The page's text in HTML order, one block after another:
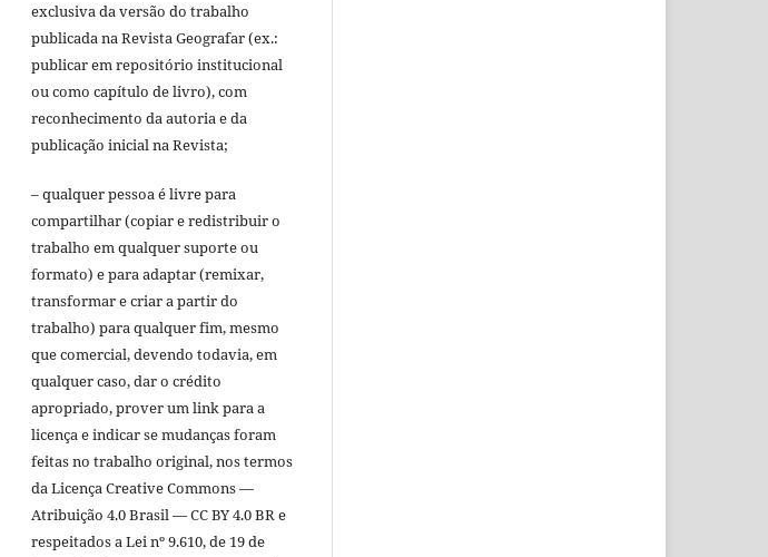
exclusiva da versão do trabalho
publicada na Revista Geografar (ex.:
publicar em repositório institucional
ou como capítulo de livro), com
reconhecimento da autoria e da
publicação inicial na Revista;
– qualquer pessoa é livre para
compartilhar (copiar e redistribuir o
trabalho em qualquer suporte ou
formato) e para adaptar (remixar,
transformar e criar a partir do
trabalho) para qualquer fim, mesmo
que comercial, devendo todavia, em
qualquer caso, dar o crédito
apropriado, prover um link para a
licença e indicar se mudanças foram
feitas no trabalho original, nos termos
da Licença Creative Commons —
Atribuição 4.0 Brasil — CC BY 4.0 BR e
respeitados a Lei nº 9.610, de 19 de